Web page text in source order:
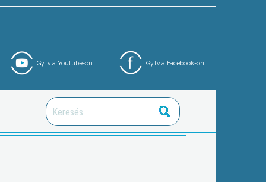
GyTv a Facebook-on
GyTv a Youtube-on